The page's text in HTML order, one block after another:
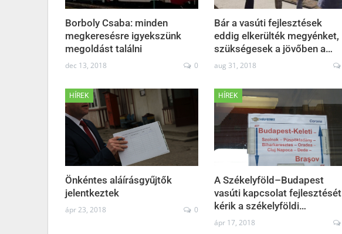
Borboly Csaba: minden
megkeresésre igyekszünk
megoldást találni
dec 13, 2018 0
Bár a vasúti fejlesztések
eddig elkerülték megyénket,
szükségesek a jövőben a…
aug 31, 2018
HÍREK
Önkéntes aláírásgyűjtők
jelentkeztek
ápr 23, 2018 0
HÍREK
A Székelyföld–Budapest
vasúti kapcsolat fejlesztését
kérik a székelyföldi…
ápr 17, 2018